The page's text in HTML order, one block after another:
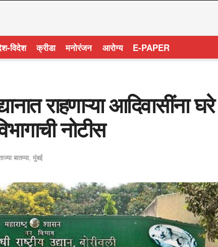
विदेश क्रीडा मनोरंजन आरोग्य E-PAPER
राहणाऱ्या आदिवासींना घरे
नोटीस
बातम्या, मुंबई